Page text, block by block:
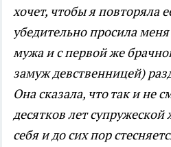
хочет, чтобы я повторяла
убедительно просила меня
мужа и с первой же
замуж девственницей)
Она сказала, что так и не
десятков лет
себя и до сих пор